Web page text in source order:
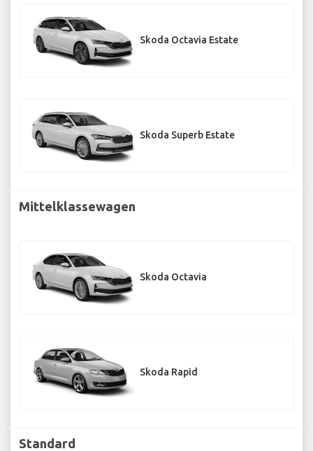
Skoda Octavia Estate
Skoda Superb Estate
Mittelklassewagen
Skoda Octavia
Skoda Rapid
Standard